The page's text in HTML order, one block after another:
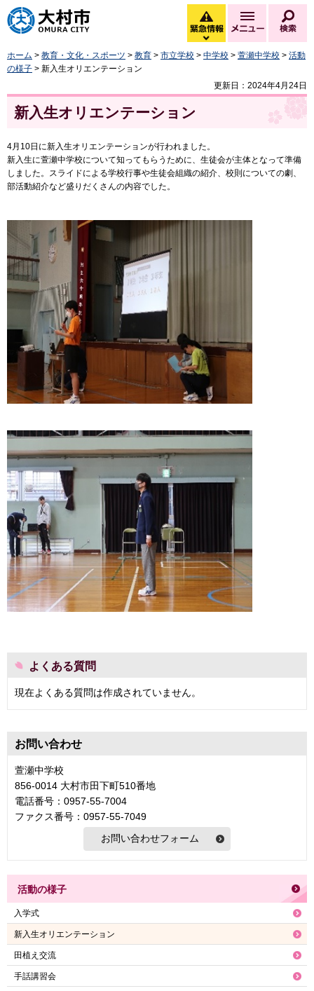
大村市
緊急情報
緊急情報を開く
メニュー
ホーム > 教育・文化・スポーツ > 教育 > 市立学校 > 中学校 > 萱瀬中学校 > 活動
の様子 > 新入生オリエンテーション
更新日：2024年4月24日
新入生オリエンテーション
4月10日に新入生オリエンテーションが行われました。
新入生に萱瀬中学校について知ってもらうために、生徒会が主体となって準備
しました。スライドによる学校行事や生徒会組織の紹介、校則についての劇、
部活動紹介など盛りだくさんの内容でした。
よくある質問
現在よくある質問は作成されていません。
お問い合わせ
萱瀬中学校
856-0014 大村市田下町510番地
電話番号：0957-55-7004
ファクス番号：0957-55-7049
活動の様子
入学式
新入生オリエンテーション
田植え交流
手話講習会